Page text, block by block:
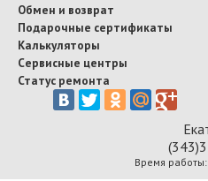
Обмен и возврат
Подарочные сертификаты
Калькуляторы
Сервисные центры
Статус ремонта
Время